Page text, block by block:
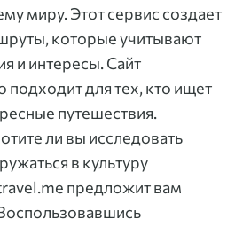
миру. Этот сервис создает
которые учитывают
и интересы. Сайт
подходит для тех, кто ищет
путешествия.
ли вы исследовать
в культуру
предложит вам